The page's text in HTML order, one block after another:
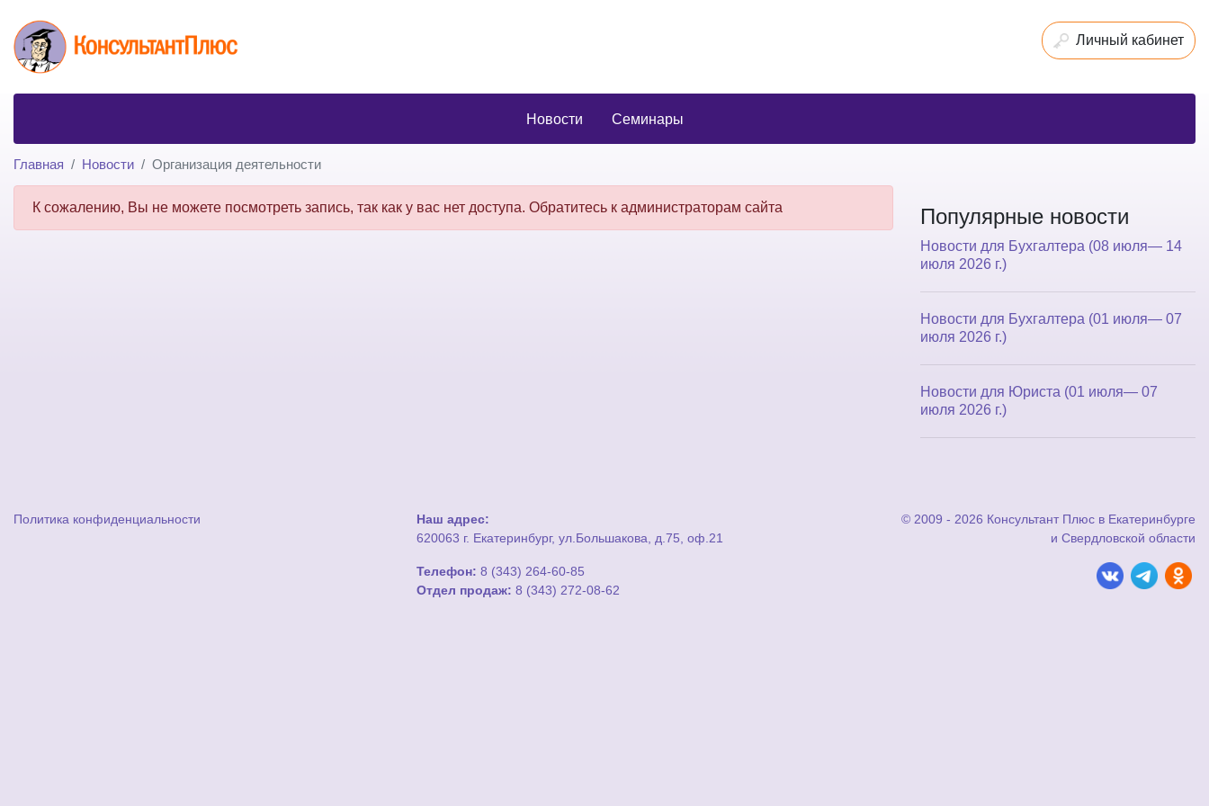
Личный кабинет
Новости Семинары
Главная Новости Организация деятельности
К сожалению, Вы не можете посмотреть запись, так как у вас нет доступа. Обратитесь к администраторам сайта Популярные новости
Новости для Бухгалтера (08 июля— 14
июля 2026 г.)
Новости для Бухгалтера (01 июля— 07
июля 2026 г.)
Новости для Юриста (01 июля— 07
июля 2026 г.)
Политика конфиденциальности
Наш адрес:
620063 г. Екатеринбург, ул.Большакова, д.75, оф.21
Телефон: 8 (343) 264-60-85
Отдел продаж: 8 (343) 272-08-62
© 2009 - 2026 Консультант Плюс в Екатеринбурге
и Свердловской области